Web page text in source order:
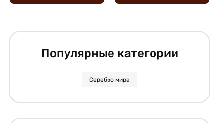
Популярные категории
Серебро мира